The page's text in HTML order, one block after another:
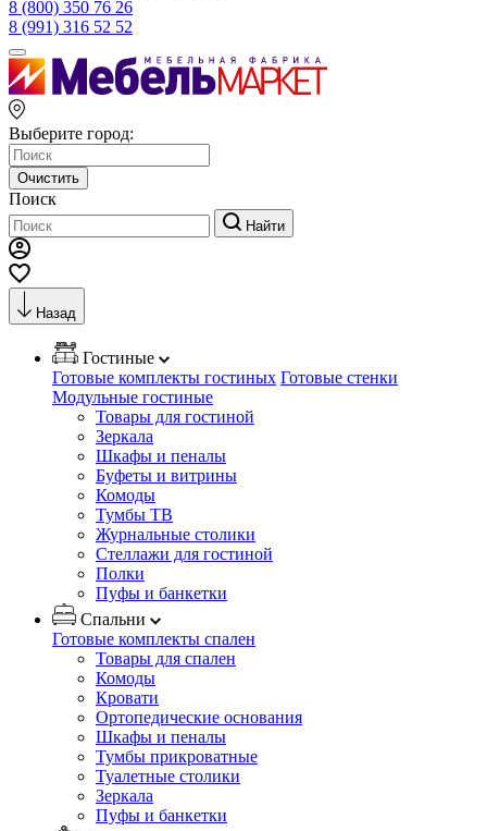
8 (800) 350 76 26
8 (991) 316 52 52
Выберите город:
Очистить
Поиск
Найти
Назад
Гостиные
Готовые комплекты гостиных Готовые стенки
Модульные гостиные
Товары для гостиной
Зеркала
Шкафы и пеналы
Буфеты и витрины
Комоды
Тумбы ТВ
Журнальные столики
Стеллажи для гостиной
Полки
Пуфы и банкетки
Спальни
Готовые комплекты спален
Товары для спален
Комоды
Кровати
Ортопедические основания
Шкафы и пеналы
Тумбы прикроватные
Туалетные столики
Зеркала
Пуфы и банкетки